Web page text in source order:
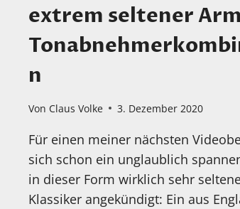
extrem seltener
n
Von Claus Volke 3. Dezember 2020
Für einen meiner nächsten
sich schon ein unglaublich
in dieser Form wirklich sehr
Klassiker angekündigt: Ein aus